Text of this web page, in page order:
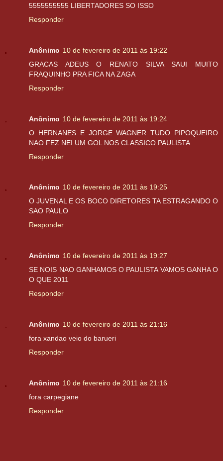
5555555555 LIBERTADORES SO ISSO
Responder
Anônimo 10 de fevereiro de 2011 às 19:22
GRACAS ADEUS O RENATO SILVA SAUI MUITO
FRAQUINHO PRA FICA NA ZAGA
Responder
Anônimo 10 de fevereiro de 2011 às 19:24
O HERNANES E JORGE WAGNER TUDO PIPOQUEIRO
NAO FEZ NEI UM GOL NOS CLASSICO PAULISTA
Responder
Anônimo 10 de fevereiro de 2011 às 19:25
O JUVENAL E OS BOCO DIRETORES TA ESTRAGANDO O
SAO PAULO
Responder
Anônimo 10 de fevereiro de 2011 às 19:27
SE NOIS NAO GANHAMOS O PAULISTA VAMOS GANHA O
O QUE 2011
Responder
Anônimo 10 de fevereiro de 2011 às 21:16
fora xandao veio do barueri
Responder
Anônimo 10 de fevereiro de 2011 às 21:16
fora carpegiane
Responder